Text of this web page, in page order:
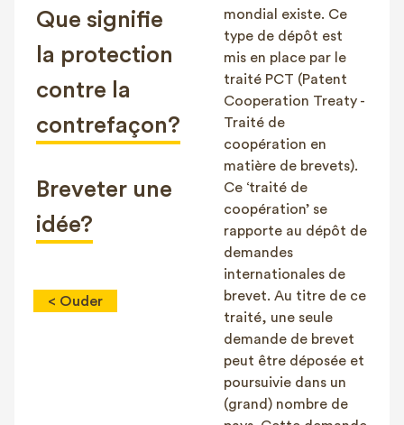
Que signifie
la protection
contre la
contrefaçon?
Breveter une
idée?
< Ouder
mondial existe. Ce
type de dépôt est
mis en place par le
traité PCT (Patent
Cooperation Treaty -
Traité de
coopération en
matière de brevets).
Ce ‘traité de
coopération’ se
rapporte au dépôt de
demandes
internationales de
brevet. Au titre de ce
traité, une seule
demande de brevet
peut être déposée et
poursuivie dans un
(grand) nombre de